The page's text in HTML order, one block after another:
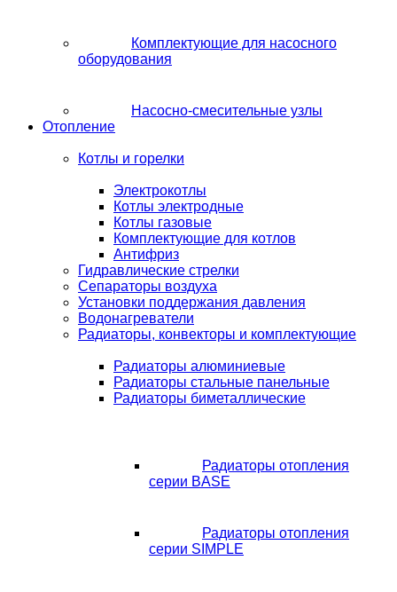
Комплектующие для насосного
оборудования
Насосно-смесительные узлы
Отопление
Котлы и горелки
Электрокотлы
Котлы электродные
Котлы газовые
Комплектующие для котлов
Антифриз
Гидравлические стрелки
Сепараторы воздуха
Установки поддержания давления
Водонагреватели
Радиаторы, конвекторы и комплектующие
Радиаторы алюминиевые
Радиаторы стальные панельные
Радиаторы биметаллические
Радиаторы отопления
серии BASE
Радиаторы отопления
серии SIMPLE